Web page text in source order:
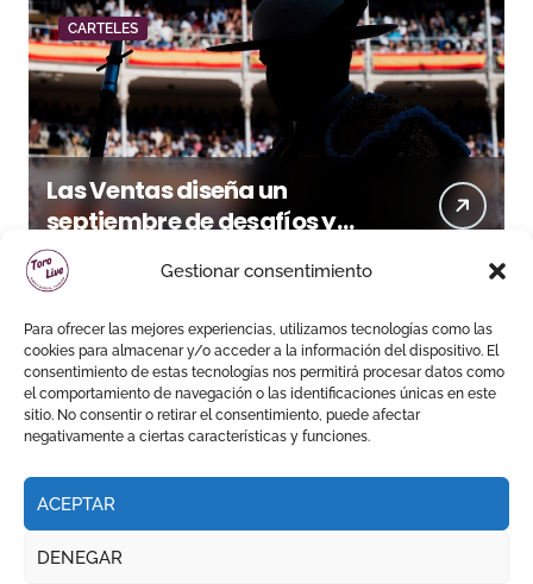
Gestionar consentimiento
Para ofrecer las mejores experiencias, utilizamos tecnologías como las
cookies para almacenar y/o acceder a la información del dispositivo. El
consentimiento de estas tecnologías nos permitirá procesar datos como
el comportamiento de navegación o las identificaciones únicas en este
sitio. No consentir o retirar el consentimiento, puede afectar
negativamente a ciertas características y funciones.
ACEPTAR
DENEGAR
CARTELES
Las Ventas diseña un
septiembre de desafíos y
variedad ganadera